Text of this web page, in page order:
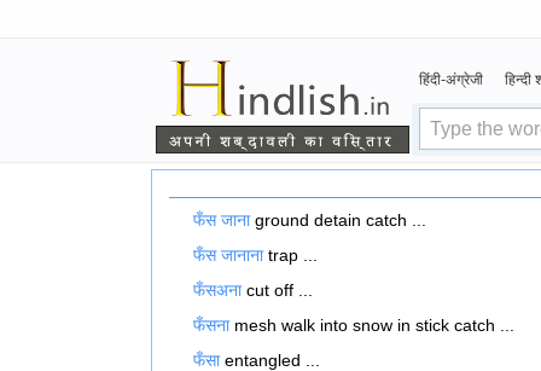
हिंदी-अंग्रेजी हिन्दी
फँस जानाground detain catch ...
फँस जानानाtrap ...
फँसअनाcut off ...
फँसनाmesh walk into snow in stick catch ...
फँसाentangled ...